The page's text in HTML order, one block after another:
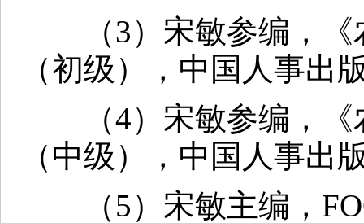
（3）宋敏参编，《
（初级），中国人事出
（4）宋敏参编，《
（中级），中国人事出
（5）宋敏主编，